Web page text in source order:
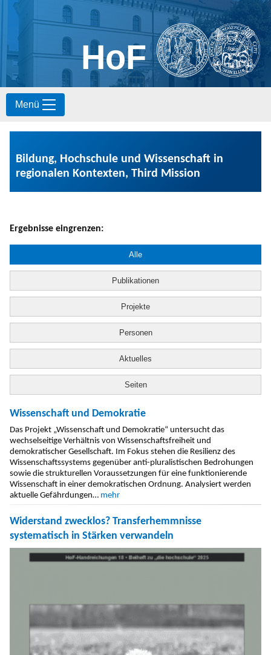
HoF
Menü
Bildung, Hochschule und Wissenschaft in
regionalen Kontexten, Third Mission
Ergebnisse eingrenzen:
Alle
Publikationen
Projekte
Personen
Aktuelles
Seiten
Wissenschaft und Demokratie
Das Projekt „Wissenschaft und Demokratie“ untersucht das
wechselseitige Verhältnis von Wissenschaftsfreiheit und
demokratischer Gesellschaft. Im Fokus stehen die Resilienz des
Wissenschaftssystems gegenüber anti-pluralistischen Bedrohungen
sowie die strukturellen Voraussetzungen für eine funktionierende
Wissenschaft in einer demokratischen Ordnung. Analysiert werden
aktuelle Gefährdungen… mehr
Widerstand zwecklos? Transferhemmnisse
systematisch in Stärken verwandeln